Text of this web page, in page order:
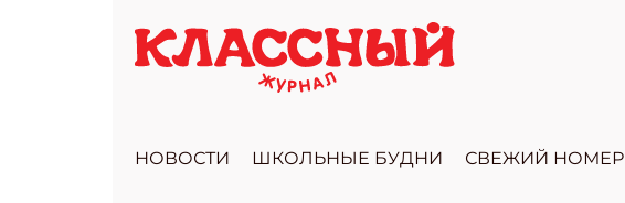
НОВОСТИ ШКОЛЬНЫЕ БУДНИ СВЕЖИЙ НОМЕР